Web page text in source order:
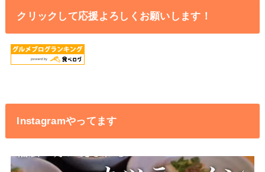
クリックして応援よろしくお願いします！
Instagramやってます